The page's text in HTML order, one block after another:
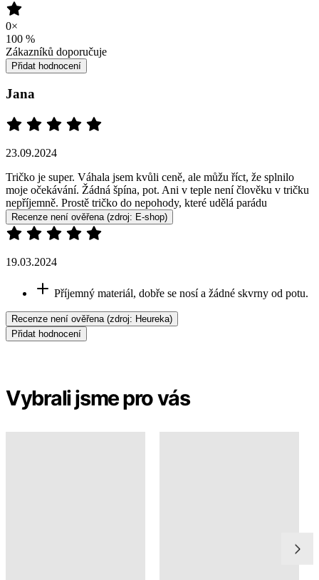
0×
100 %
Zákazníků doporučuje
Přidat hodnocení
Jana
23.09.2024
Tričko je super. Váhala jsem kvůli ceně, ale můžu říct, že splnilo
moje očekávání. Žádná špína, pot. Ani v teple není člověku v tričku
nepříjemně. Prostě tričko do nepohody, které udělá parádu
Recenze není ověřena (zdroj: E-shop)
19.03.2024
Příjemný materiál, dobře se nosí a žádné skvrny od potu.
Recenze není ověřena (zdroj: Heureka)
Přidat hodnocení
Vybrali jsme pro vás